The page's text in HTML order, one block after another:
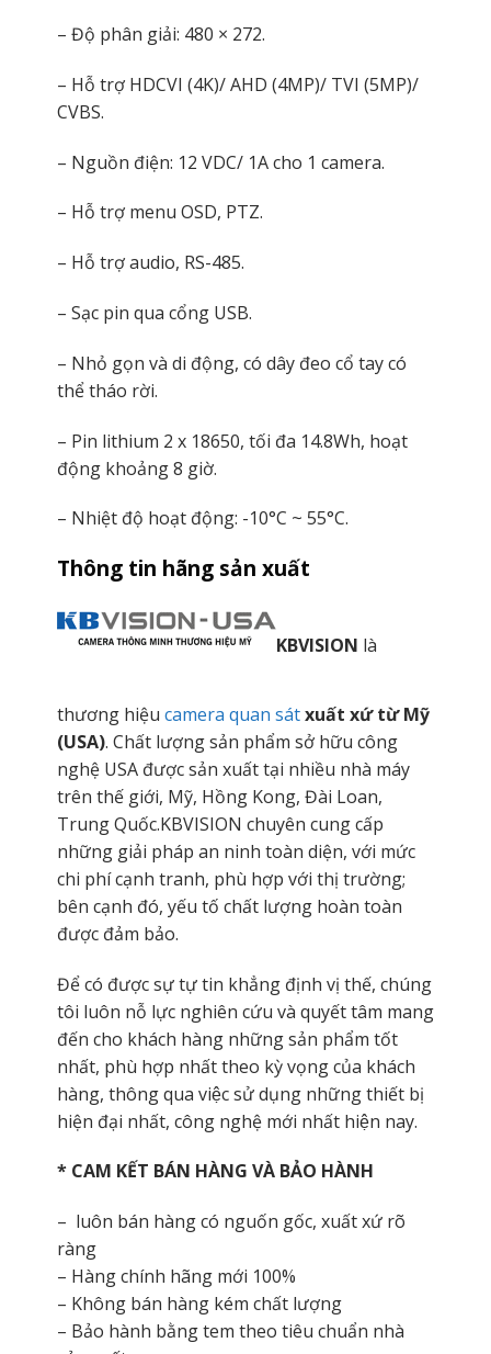
– Độ phân giải: 480 × 272.
– Hỗ trợ HDCVI (4K)/ AHD (4MP)/ TVI (5MP)/
CVBS.
– Nguồn điện: 12 VDC/ 1A cho 1 camera.
– Hỗ trợ menu OSD, PTZ.
– Hỗ trợ audio, RS-485.
– Sạc pin qua cổng USB.
– Nhỏ gọn và di động, có dây đeo cổ tay có
thể tháo rời.
– Pin lithium 2 x 18650, tối đa 14.8Wh, hoạt
động khoảng 8 giờ.
– Nhiệt độ hoạt động: -10°C ~ 55°C.
Thông tin hãng sản xuất
KBVISION là
thương hiệu camera quan sátxuất xứ từ Mỹ
(USA). Chất lượng sản phẩm sở hữu công
nghệ USA được sản xuất tại nhiều nhà máy
trên thế giới, Mỹ, Hồng Kong, Đài Loan,
Trung Quốc.KBVISION chuyên cung cấp
những giải pháp an ninh toàn diện, với mức
chi phí cạnh tranh, phù hợp với thị trường;
bên cạnh đó, yếu tố chất lượng hoàn toàn
được đảm bảo.
Để có được sự tự tin khẳng định vị thế, chúng
tôi luôn nỗ lực nghiên cứu và quyết tâm mang
đến cho khách hàng những sản phẩm tốt
nhất, phù hợp nhất theo kỳ vọng của khách
hàng, thông qua việc sử dụng những thiết bị
hiện đại nhất, công nghệ mới nhất hiện nay.
* CAM KẾT BÁN HÀNG VÀ BẢO HÀNH
– luôn bán hàng có nguốn gốc, xuất xứ rõ
ràng
– Hàng chính hãng mới 100%
– Không bán hàng kém chất lượng
– Bảo hành bằng tem theo tiêu chuẩn nhà